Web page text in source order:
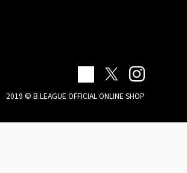
2019 © B.LEAGUE OFFICIAL ONLINE SHOP